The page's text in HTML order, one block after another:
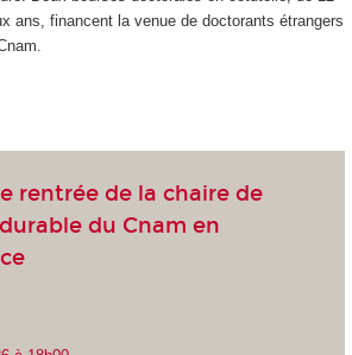
ans, financent la venue de doctorants étrangers
rentrée de la chaire de
du Cnam en